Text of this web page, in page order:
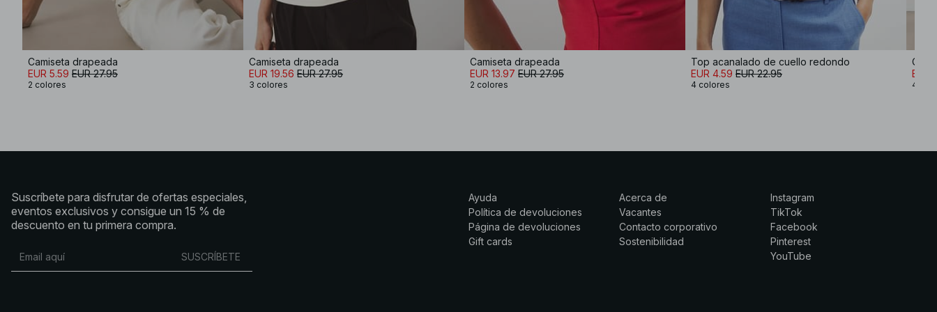
Camiseta drapeada
EUR 5.59 EUR 27.95
2 colores
Camiseta drapeada
EUR 19.56 EUR 27.95
3 colores
Camiseta drapeada
EUR 13.97 EUR 27.95
2 colores
Top acanalado de cuello redondo
EUR 4.59 EUR 22.95
4 colores
EUR
4
Suscríbete para disfrutar de ofertas especiales,
eventos exclusivos y consigue un 15 % de
descuento en tu primera compra.
SUSCRÍBETE
Ayuda
Política de devoluciones
Página de devoluciones
Gift cards
Acerca de
Vacantes
Contacto corporativo
Sostenibilidad
Instagram
TikTok
Facebook
Pinterest
YouTube